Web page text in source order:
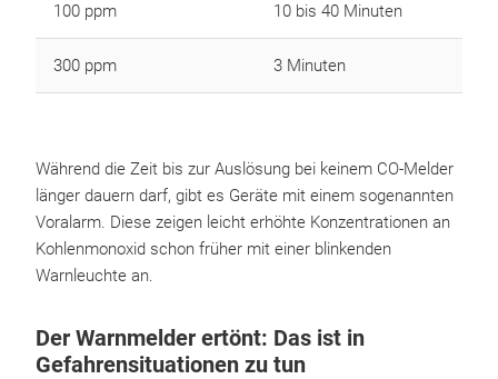
100 ppm 10 bis 40 Minuten
300 ppm 3 Minuten
Während die Zeit bis zur Auslösung bei keinem CO-Melder
länger dauern darf, gibt es Geräte mit einem sogenannten
Voralarm. Diese zeigen leicht erhöhte Konzentrationen an
Kohlenmonoxid schon früher mit einer blinkenden
Warnleuchte an.
Der Warnmelder ertönt: Das ist in
Gefahrensituationen zu tun